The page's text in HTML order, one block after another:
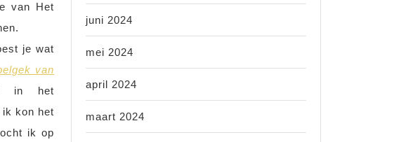
van Het
je wat
van
in het
ik kon het
ik op
juni 2024
mei 2024
april 2024
maart 2024